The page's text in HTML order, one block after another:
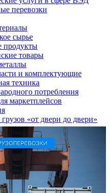
перевозки
сырье
товары
и комплектующие
техника
потребления
маркетплейсов
грузов «от двери до двери»